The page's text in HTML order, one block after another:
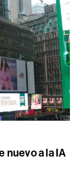
nuevo a la IA